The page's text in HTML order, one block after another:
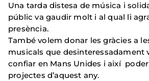
Una tarda distesa de música i
públic va gaudir molt i al qual li
presència.
També volem donar les gràcies a
musicals que desinteressadament
confiar en Mans Unides i així
projectes d’aquest any.